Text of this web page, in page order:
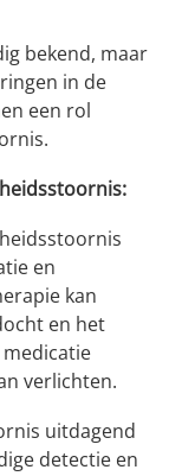
bekend, maar
in de
een rol
en
kan
en het
verlichten.
uitdagend
detectie en